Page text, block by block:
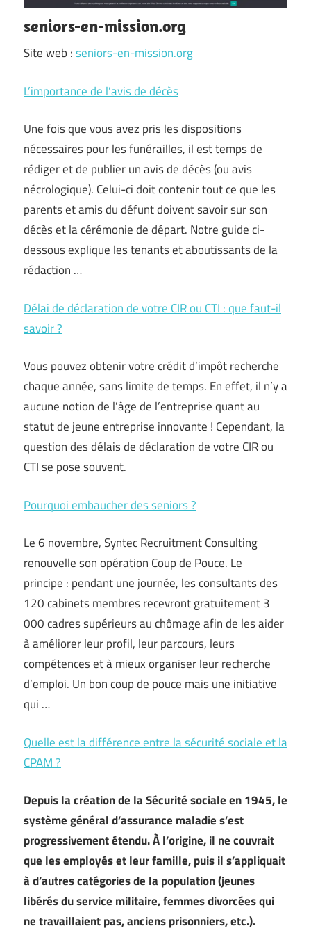
seniors-en-mission.org
Site web :seniors-en-mission.org
L’importance de l’avis de décès
Une fois que vous avez pris les dispositions
nécessaires pour les funérailles, il est temps de
rédiger et de publier un avis de décès (ou avis
nécrologique). Celui-ci doit contenir tout ce que les
parents et amis du défunt doivent savoir sur son
décès et la cérémonie de départ. Notre guide ci-
dessous explique les tenants et aboutissants de la
rédaction …
Délai de déclaration de votre CIR ou CTI : que faut-il
savoir ?
Vous pouvez obtenir votre crédit d’impôt recherche
chaque année, sans limite de temps. En effet, il n’y a
aucune notion de l’âge de l’entreprise quant au
statut de jeune entreprise innovante ! Cependant, la
question des délais de déclaration de votre CIR ou
CTI se pose souvent.
Pourquoi embaucher des seniors ?
Le 6 novembre, Syntec Recruitment Consulting
renouvelle son opération Coup de Pouce. Le
principe : pendant une journée, les consultants des
120 cabinets membres recevront gratuitement 3
000 cadres supérieurs au chômage afin de les aider
à améliorer leur profil, leur parcours, leurs
compétences et à mieux organiser leur recherche
d’emploi. Un bon coup de pouce mais une initiative
qui …
Quelle est la différence entre la sécurité sociale et la
CPAM ?
Depuis la création de la Sécurité sociale en 1945, le
système général d’assurance maladie s’est
progressivement étendu. À l’origine, il ne couvrait
que les employés et leur famille, puis il s’appliquait
à d’autres catégories de la population (jeunes
libérés du service militaire, femmes divorcées qui
ne travaillaient pas, anciens prisonniers, etc.).